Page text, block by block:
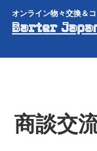
オンライン物々交換＆
Barter
商談交